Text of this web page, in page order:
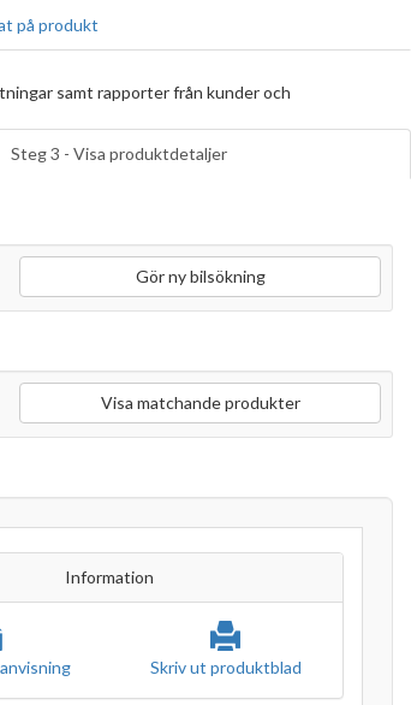
på produkt
samt rapporter från kunder och
Steg 3 - Visa produktdetaljer
Gör ny bilsökning
Visa matchande produkter
Information
Skriv ut produktblad